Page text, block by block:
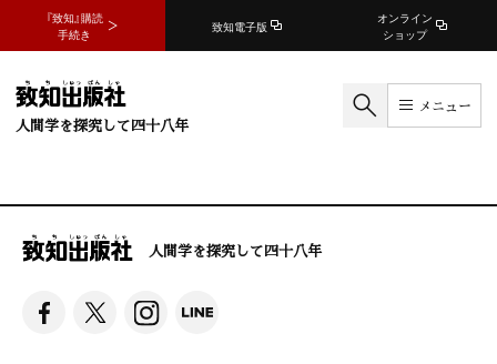
『致知』購読
手続き
致知電子版
オンライン
ショップ
人間学を探究して四十八年
メニュー
人間学を探究して四十八年